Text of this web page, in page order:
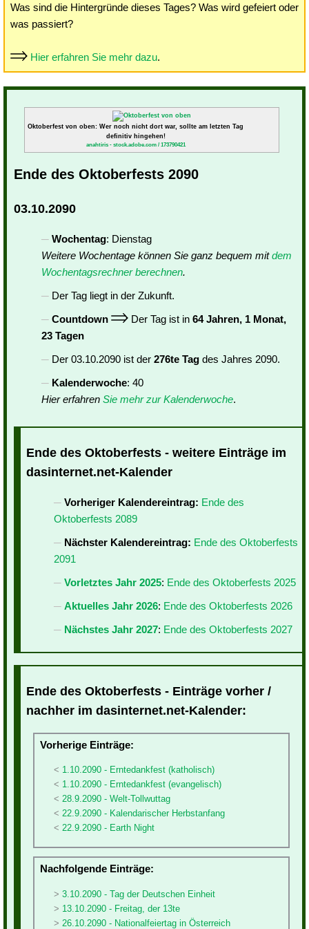
Was sind die Hintergründe dieses Tages? Was wird gefeiert oder
was passiert?
Hier erfahren Sie mehr dazu.
Oktoberfest von oben: Wer noch nicht dort war, sollte am letzten Tag
definitiv hingehen!
anahtiris - stock.adobe.com / 173790421
Ende des Oktoberfests 2090
03.10.2090
Wochentag: Dienstag
Weitere Wochentage können Sie ganz bequem mitdem
Wochentagsrechner berechnen.
Der Tag liegt in der Zukunft.
Countdown
Der Tag ist in 64 Jahren, 1 Monat,
23 Tagen
Der 03.10.2090 ist der 276te Tag des Jahres 2090.
Kalenderwoche: 40
Hier erfahren Sie mehr zur Kalenderwoche.
Ende des Oktoberfests - weitere Einträge im
dasinternet.net-Kalender
Vorheriger Kalendereintrag: Ende des
Oktoberfests 2089
Nächster Kalendereintrag: Ende des Oktoberfests
2091
Vorletztes Jahr 2025: Ende des Oktoberfests 2025
Aktuelles Jahr 2026: Ende des Oktoberfests 2026
Nächstes Jahr 2027: Ende des Oktoberfests 2027
Ende des Oktoberfests - Einträge vorher /
nachher im dasinternet.net-Kalender:
Vorherige Einträge:
1.10.2090 - Erntedankfest (katholisch)
1.10.2090 - Erntedankfest (evangelisch)
28.9.2090 - Welt-Tollwuttag
22.9.2090 - Kalendarischer Herbstanfang
22.9.2090 - Earth Night
Nachfolgende Einträge:
3.10.2090 - Tag der Deutschen Einheit
13.10.2090 - Freitag, der 13te
26.10.2090 - Nationalfeiertag in Österreich